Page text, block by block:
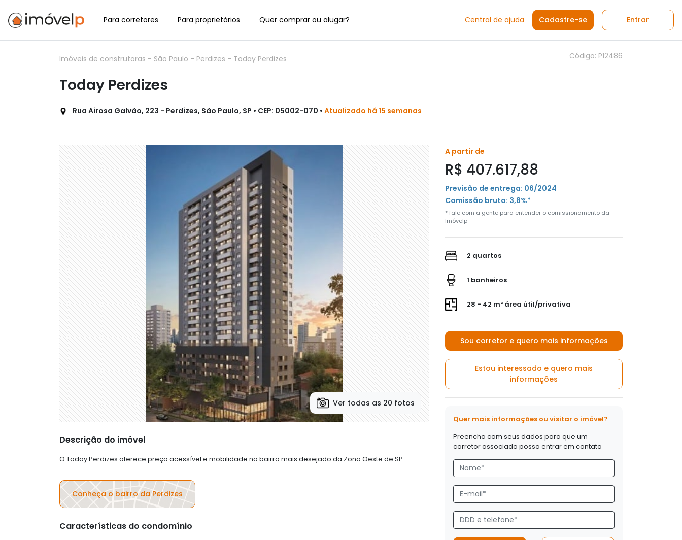
Para corretores Para proprietários Quer comprar ou alugar? Central de ajuda Cadastre-se Entrar
Imóveis de construtoras - São Paulo - Perdizes - Today Perdizes Código: P12486
Today Perdizes
Rua Airosa Galvão, 223 - Perdizes, São Paulo, SP • CEP: 05002-070 • Atualizado há 15 semanas
Ver todas as 20 fotos
Descrição do imóvel
O Today Perdizes oferece preço acessível e mobilidade no bairro mais desejado da Zona Oeste de SP.
Conheça o bairro da Perdizes
Características do condomínio
A partir de
R$ 407.617,88
Previsão de entrega: 06/2024
Comissão bruta: 3,8%*
* fale com a gente para entender o comissionamento da
Imóvelp
2 quartos
1 banheiros
28 - 42 m² área útil/privativa
Sou corretor e quero mais informações
Estou interessado e quero mais
informações
Quer mais informações ou visitar o imóvel?
Preencha com seus dados para que um
corretor associado possa entrar em contato